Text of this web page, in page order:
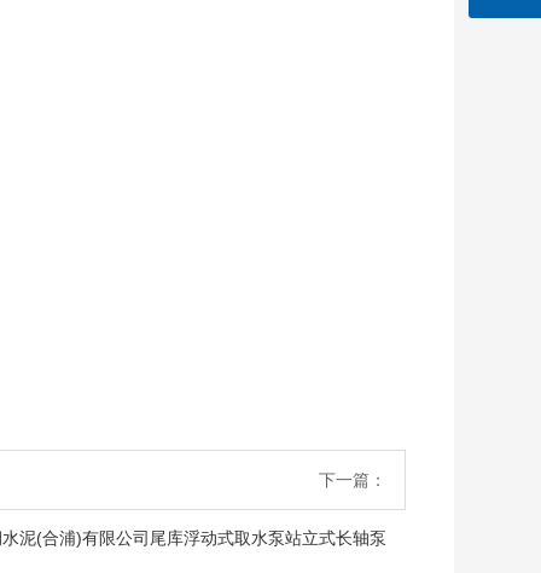
下一篇：
泥(合浦)有限公司尾库浮动式取水泵站立式长轴泵